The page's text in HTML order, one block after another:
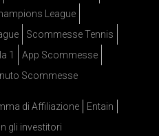
League
Scommesse Tennis
1
App Scommesse
Scommesse
di Affiliazione
Entain
gli investitori